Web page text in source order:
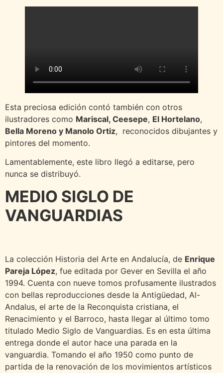
Esta preciosa edición contó también con otros
ilustradores como Mariscal, Ceesepe, El Hortelano,
Bella Moreno y Manolo Ortiz, reconocidos dibujantes y
pintores del momento.
Lamentablemente, este libro llegó a editarse, pero
nunca se distribuyó.
MEDIO SIGLO DE
VANGUARDIAS
La colección Historia del Arte en Andalucía, de Enrique
Pareja López, fue editada por Gever en Sevilla el año
1994. Cuenta con nueve tomos profusamente ilustrados
con bellas reproducciones desde la Antigüedad, Al-
Andalus, el arte de la Reconquista cristiana, el
Renacimiento y el Barroco, hasta llegar al último tomo
titulado Medio Siglo de Vanguardias. Es en esta última
entrega donde el autor hace una parada en la
vanguardia. Tomando el año 1950 como punto de
partida de la renovación de los movimientos artísticos